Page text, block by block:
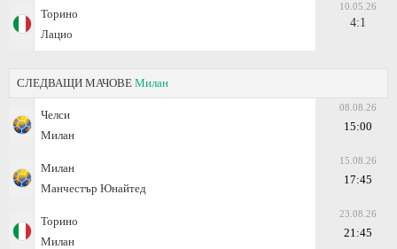
Торино
Лацио
10.05.26
4:1
СЛЕДВАЩИ МАЧОВЕ Милан
Челси
Милан
08.08.26
15:00
Милан
Манчестър Юнайтед
15.08.26
17:45
Торино
Милан
23.08.26
21:45